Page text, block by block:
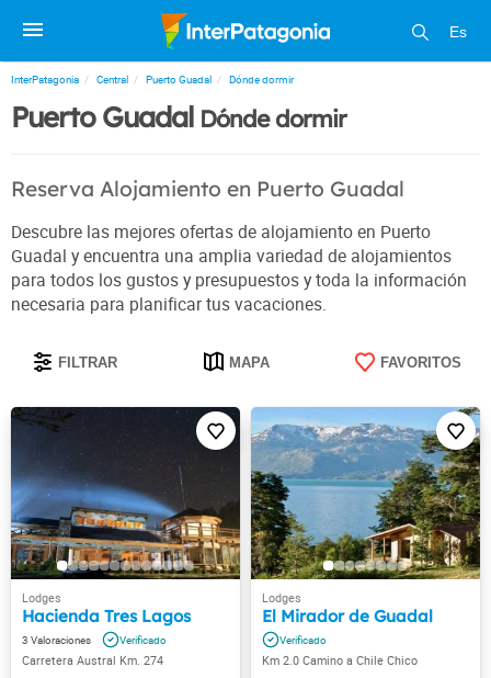
Es
InterPatagonia Central Puerto Guadal Dónde dormir
Puerto Guadal Dónde dormir
Reserva Alojamiento en Puerto Guadal
Descubre las mejores ofertas de alojamiento en Puerto
Guadal y encuentra una amplia variedad de alojamientos
para todos los gustos y presupuestos y toda la información
necesaria para planificar tus vacaciones.
FILTRAR MAPA FAVORITOS
Hacienda Tres Lagos
3
Carretera Austral Km. 274
El Mirador de Guadal
Km 2.0 Camino a Chile Chico